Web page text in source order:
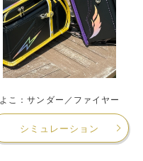
よこ：サンダー／ファイヤー
シミュレーション